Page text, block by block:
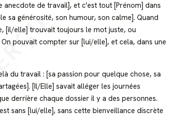
anecdote de travail], et c'est tout [Prénom] dans
sa générosité, son humour, son calme]. Quand
[il/elle] trouvait toujours le mot juste, ou
pouvait compter sur [lui/elle], et cela, dans une
du travail : [sa passion pour quelque chose, sa
[Il/Elle] savait alléger les journées
derrière chaque dossier il y a des personnes.
sans [lui/elle], sans cette bienveillance discrète